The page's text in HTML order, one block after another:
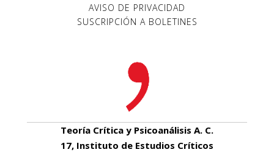
AVISO DE PRIVACIDAD
SUSCRIPCIÓN A BOLETINES
Teoría Crítica y Psicoanálisis A. C.
17, Instituto de Estudios Críticos